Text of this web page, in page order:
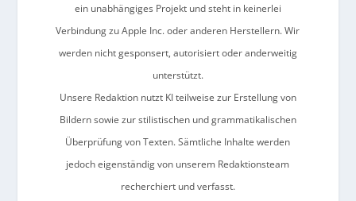
ein unabhängiges Projekt und steht in keinerlei
Verbindung zu Apple Inc. oder anderen Herstellern. Wir
werden nicht gesponsert, autorisiert oder anderweitig
unterstützt.
Unsere Redaktion nutzt KI teilweise zur Erstellung von
Bildern sowie zur stilistischen und grammatikalischen
Überprüfung von Texten. Sämtliche Inhalte werden
jedoch eigenständig von unserem Redaktionsteam
recherchiert und verfasst.